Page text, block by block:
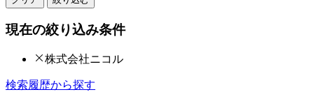
現在の絞り込み条件
株式会社ニコル
検索履歴から探す